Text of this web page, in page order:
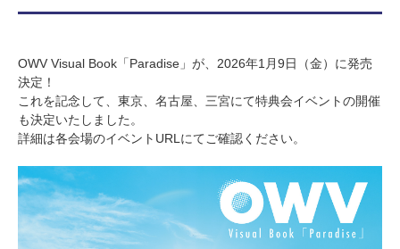
OWV Visual Book「Paradise」が、2026年1月9日（金）に発売
決定！
これを記念して、東京、名古屋、三宮にて特典会イベントの開催
も決定いたしました。
詳細は各会場のイベントURLにてご確認ください。